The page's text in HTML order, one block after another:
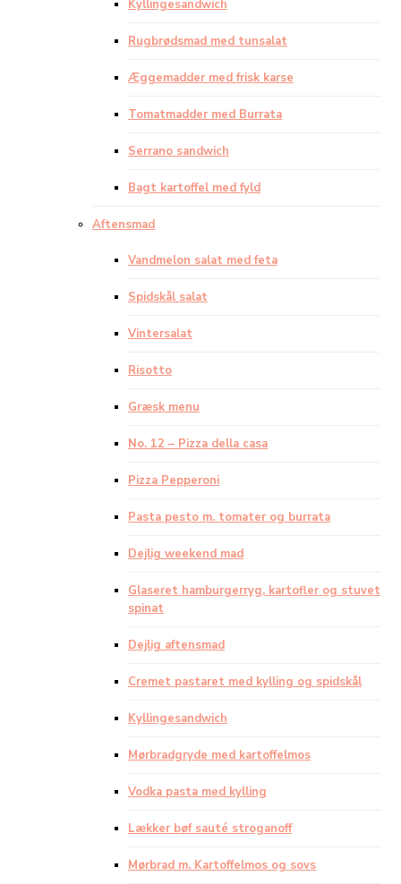
Kyllingesandwich
Rugbrødsmad med tunsalat
Æggemadder med frisk karse
Tomatmadder med Burrata
Serrano sandwich
Bagt kartoffel med fyld
Aftensmad
Vandmelon salat med feta
Spidskål salat
Vintersalat
Risotto
Græsk menu
No. 12 – Pizza della casa
Pizza Pepperoni
Pasta pesto m. tomater og burrata
Dejlig weekend mad
Glaseret hamburgerryg, kartofler og stuvet
spinat
Dejlig aftensmad
Cremet pastaret med kylling og spidskål
Kyllingesandwich
Mørbradgryde med kartoffelmos
Vodka pasta med kylling
Lækker bøf sauté stroganoff
Mørbrad m. Kartoffelmos og sovs